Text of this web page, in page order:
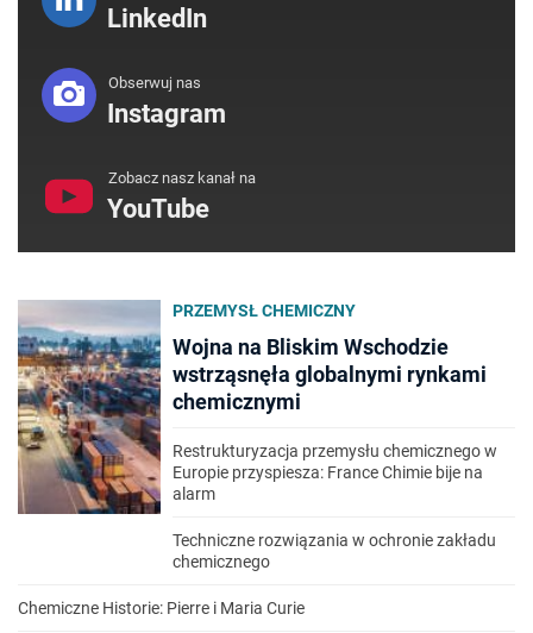
LinkedIn
Obserwuj nas
Instagram
Zobacz nasz kanał na
YouTube
PRZEMYSŁ CHEMICZNY
Wojna na Bliskim Wschodzie
wstrząsnęła globalnymi rynkami
chemicznymi
Restrukturyzacja przemysłu chemicznego w
Europie przyspiesza: France Chimie bije na
alarm
Techniczne rozwiązania w ochronie zakładu
chemicznego
Chemiczne Historie: Pierre i Maria Curie